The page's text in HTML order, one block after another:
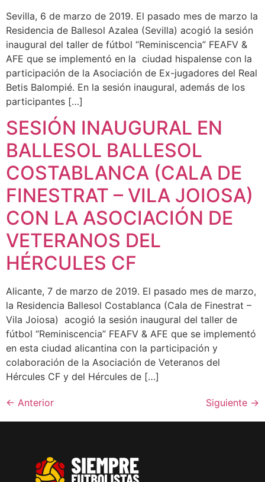
Sevilla, 6 de marzo de 2019. El pasado mes de marzo la
Residencia de Ballesol Azalea (Sevilla) acogió la sesión
inaugural del taller de fútbol “Reminiscencia” FEAFV &
AFE que se implementó en la ciudad hispalense con la
participación de la Asociación de Ex-jugadores del Real
Betis Balompié. En la sesión inaugural, además de los
participantes […]
SESIÓN INAUGURAL EN
BALLESOL BALLESOL
COSTABLANCA (CALA DE
FINESTRAT – VILA JOIOSA)
CON LA ASOCIACIÓN DE
VETERANOS DEL
HÉRCULES CF
Alicante, 7 de marzo de 2019. El pasado mes de marzo,
la Residencia Ballesol Costablanca (Cala de Finestrat –
Vila Joiosa) acogió la sesión inaugural del taller de
fútbol “Reminiscencia” FEAFV & AFE que se implementó
en esta ciudad alicantina con la participación y
colaboración de la Asociación de Veteranos del
Hércules CF y del Hércules de […]
← Anterior Siguiente →